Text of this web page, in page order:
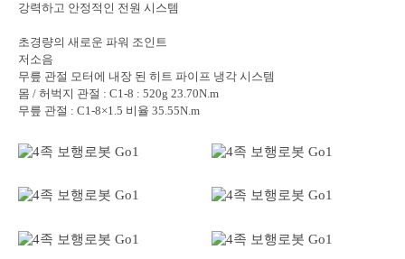
강력하고 안정적인 전원 시스템
초경량의 새로운 파워 조인트
저소음
무릎 관절 모터에 내장 된 히트 파이프 냉각 시스템
몸 / 허벅지 관절 : C1-8 : 520g 23.70N.m
무릎 관절 : C1-8×1.5 비율 35.55N.m